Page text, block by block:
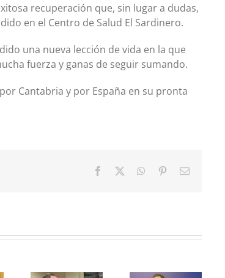
recuperación que, sin lugar a dudas,
en el Centro de Salud El Sardinero.
una nueva lección de vida en la que
fuerza y ganas de seguir sumando.
Cantabria y por España en su pronta
Facebook WhatsApp
PinterestCorreo